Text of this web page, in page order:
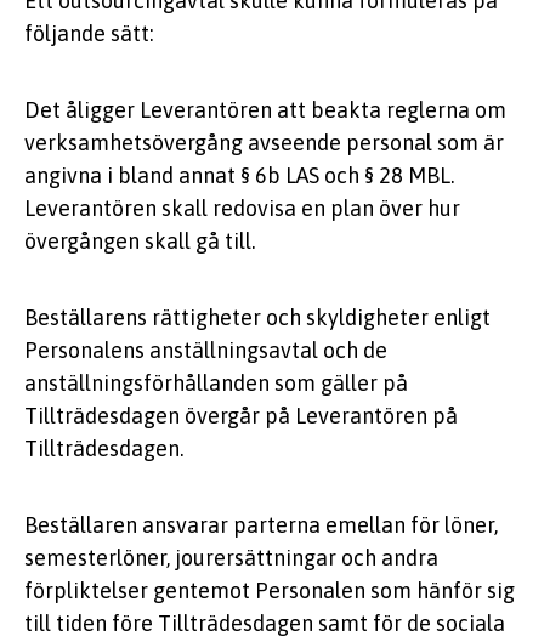
följande sätt:
Det åligger Leverantören att beakta reglerna om
verksamhetsövergång avseende personal som är
angivna i bland annat § 6b LAS och § 28 MBL.
Leverantören skall redovisa en plan över hur
övergången skall gå till.
Beställarens rättigheter och skyldigheter enligt
Personalens anställningsavtal och de
anställningsförhållanden som gäller på
Tillträdesdagen övergår på Leverantören på
Tillträdesdagen.
Beställaren ansvarar parterna emellan för löner,
semesterlöner, jourersättningar och andra
förpliktelser gentemot Personalen som hänför sig
till tiden före Tillträdesdagen samt för de sociala